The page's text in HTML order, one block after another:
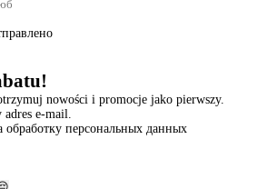
nowości i promocje jako pierwszy.
e-mail.
обработку персональных данных